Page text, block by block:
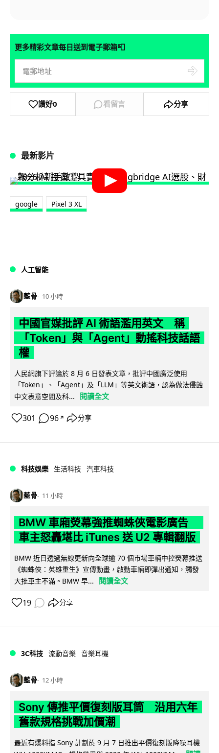
更多精彩文章每日送到電子郵箱📮
讚好0 看留言 分享
最新影片
google Pixel 3 XL
人工智能
藍骨 10 小時
中國官媒批評 AI 術語濫用英文 稱
「Token」與「Agent」動搖科技話語
權
人民網旗下評論於 8 月 6 日發表文章，批評中國廣泛使用
「Token」、「Agent」及「LLM」等英文術語，認為做法侵蝕
中文表意空間及科...
閱讀全文
301 96 ↗ 分享
科技娛樂 生活科技 汽車科技
藍骨 11 小時
BMW 車廂熒幕強推蜘蛛俠電影廣告
車主怒轟堪比 iTunes 送 U2 專輯翻版
BMW 近日透過無線更新向全球逾 70 個市場車輛中控熒幕推送
《蜘蛛俠：英雄重生》宣傳動畫，啟動車輛即彈出通知，觸發
大批車主不滿。BMW 早...
閱讀全文
19 分享
3C科技 流動音樂 音樂耳機
藍骨 12 小時
Sony 傳推平價復刻版耳筒 沿用六年
舊款規格挑戰加價潮
最近有爆料指 Sony 計劃於 9 月 7 日推出平價復刻版降噪耳機